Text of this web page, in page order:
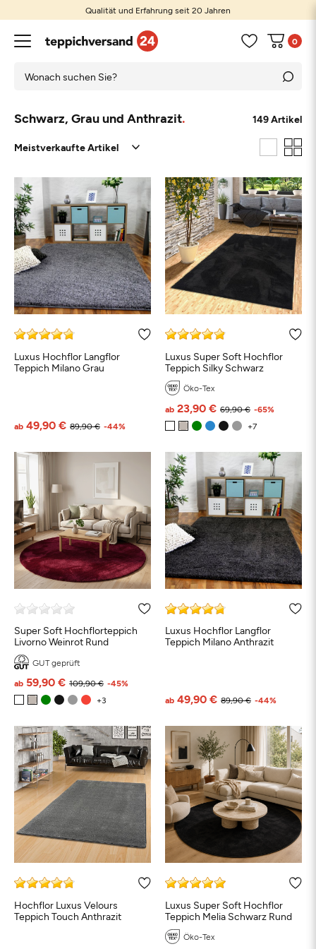
Qualität und Erfahrung seit 20 Jahren
0
Schwarz, Grau und Anthrazit 149 Artikel
Luxus Hochflor Langflor
Teppich Milano Grau
89,90 €
ab 49,90 € -44%
Luxus Super Soft Hochflor
Teppich Silky Schwarz
Öko-Tex
69,90 €
ab 23,90 € -65%
Super Soft Hochflorteppich
Livorno Weinrot Rund
GUT geprüft
109,90 €
ab 59,90 € -45%
Luxus Hochflor Langflor
Teppich Milano Anthrazit
89,90 €
ab 49,90 € -44%
Hochflor Luxus Velours
Teppich Touch Anthrazit
Luxus Super Soft Hochflor
Teppich Melia Schwarz Rund
Öko-Tex